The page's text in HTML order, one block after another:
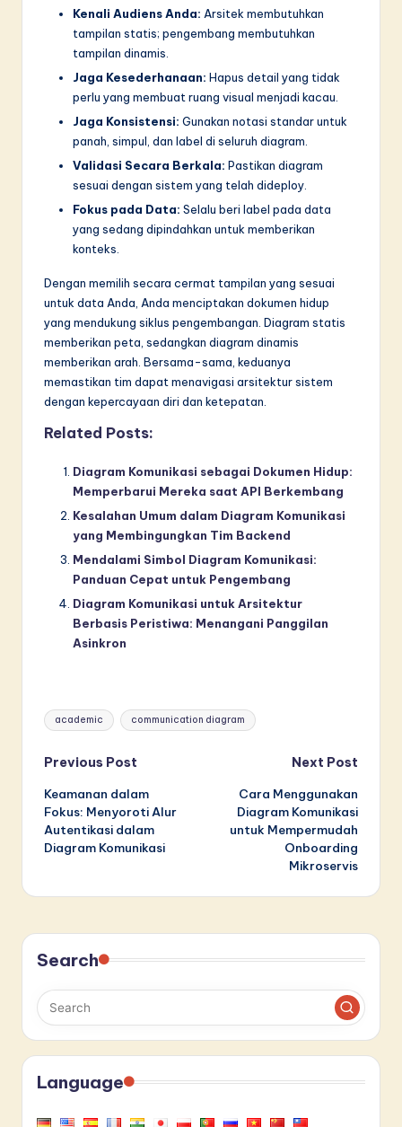
Kenali Audiens Anda: Arsitek membutuhkan
tampilan statis; pengembang membutuhkan
tampilan dinamis.
Jaga Kesederhanaan: Hapus detail yang tidak
perlu yang membuat ruang visual menjadi kacau.
Jaga Konsistensi: Gunakan notasi standar untuk
panah, simpul, dan label di seluruh diagram.
Validasi Secara Berkala: Pastikan diagram
sesuai dengan sistem yang telah dideploy.
Fokus pada Data: Selalu beri label pada data
yang sedang dipindahkan untuk memberikan
konteks.
Dengan memilih secara cermat tampilan yang sesuai
untuk data Anda, Anda menciptakan dokumen hidup
yang mendukung siklus pengembangan. Diagram statis
memberikan peta, sedangkan diagram dinamis
memberikan arah. Bersama-sama, keduanya
memastikan tim dapat menavigasi arsitektur sistem
dengan kepercayaan diri dan ketepatan.
Related Posts:
Diagram Komunikasi sebagai Dokumen Hidup:
Memperbarui Mereka saat API Berkembang
Kesalahan Umum dalam Diagram Komunikasi
yang Membingungkan Tim Backend
Mendalami Simbol Diagram Komunikasi:
Panduan Cepat untuk Pengembang
Diagram Komunikasi untuk Arsitektur
Berbasis Peristiwa: Menangani Panggilan
Asinkron
Tags:
academic communication diagram
Post
navigation
Previous Post
Keamanan dalam
Fokus: Menyoroti Alur
Autentikasi dalam
Diagram Komunikasi
Next Post
Cara Menggunakan
Diagram Komunikasi
untuk Mempermudah
Onboarding
Mikroservis
Search
Language